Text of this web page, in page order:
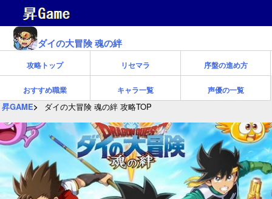
ダイの大冒険 魂の絆
攻略トップ リセマラ 序盤の進め方
おすすめ職業 キャラ一覧 声優の一覧
昇GAME ダイの大冒険 魂の絆 攻略TOP